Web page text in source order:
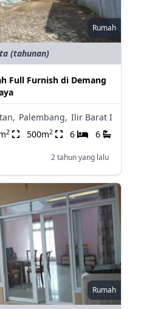
Rumah
(tahunan)
Full Furnish di Demang
Palembang, Ilir Barat I
2 500m2 6 6
2 tahun yang lalu
Rumah